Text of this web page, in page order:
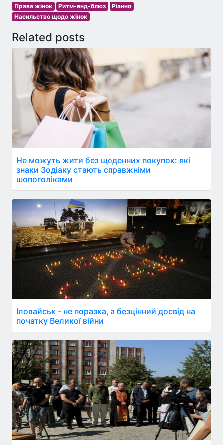
Права жінок
Ритм-енд-блюз
Ріанно
Насильство щодо жінок
Related posts
Не можуть жити без щоденних покупок: які
знаки Зодіаку стають справжніми
шопоголіками
Іловайськ - не поразка, а безцінний досвід на
початку Великої війни